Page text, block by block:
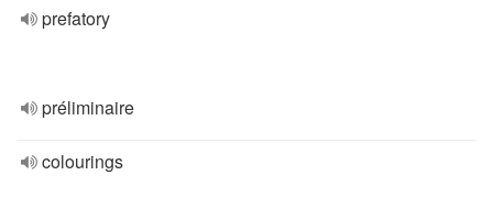
prefatory
préliminaire
colourings